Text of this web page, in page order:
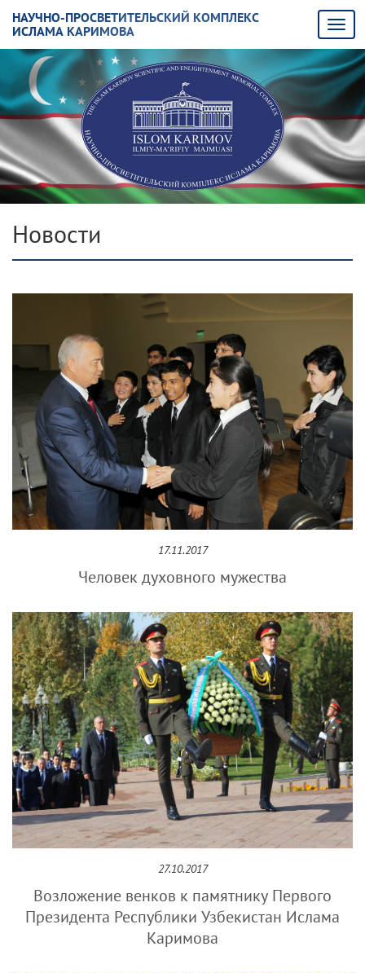
НАУЧНО-ПРОСВЕТИТЕЛЬСКИЙ КОМПЛЕКС
ИСЛАМА КАРИМОВА
Новости
17.11.2017
Человек духовного мужества
27.10.2017
Возложение венков к памятнику Первого
Президента Республики Узбекистан Ислама
Каримова